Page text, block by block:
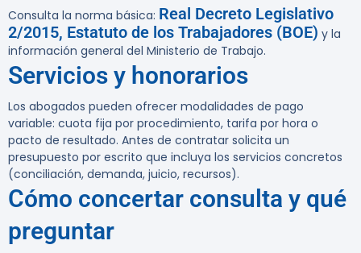
Consulta la norma básica: Real Decreto Legislativo
2/2015, Estatuto de los Trabajadores (BOE) y la
información general del Ministerio de Trabajo.
Servicios y honorarios
Los abogados pueden ofrecer modalidades de pago
variable: cuota fija por procedimiento, tarifa por hora o
pacto de resultado. Antes de contratar solicita un
presupuesto por escrito que incluya los servicios concretos
(conciliación, demanda, juicio, recursos).
Cómo concertar consulta y qué
preguntar